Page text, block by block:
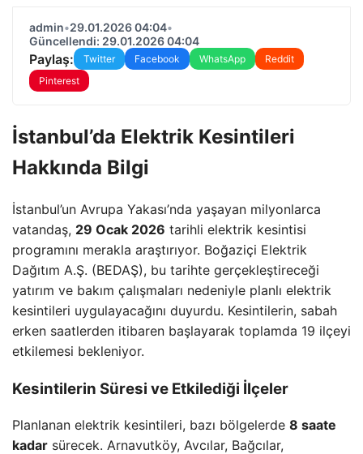
admin•29.01.2026 04:04•
Güncellendi: 29.01.2026 04:04
Paylaş: Twitter Facebook WhatsApp
Reddit
Pinterest
İstanbul’da Elektrik Kesintileri
Hakkında Bilgi
İstanbul’un Avrupa Yakası’nda yaşayan milyonlarca
vatandaş, 29 Ocak 2026 tarihli elektrik kesintisi
programını merakla araştırıyor. Boğaziçi Elektrik
Dağıtım A.Ş. (BEDAŞ), bu tarihte gerçekleştireceği
yatırım ve bakım çalışmaları nedeniyle planlı elektrik
kesintileri uygulayacağını duyurdu. Kesintilerin, sabah
erken saatlerden itibaren başlayarak toplamda 19 ilçeyi
etkilemesi bekleniyor.
Kesintilerin Süresi ve Etkilediği İlçeler
Planlanan elektrik kesintileri, bazı bölgelerde 8 saate
kadar sürecek. Arnavutköy, Avcılar, Bağcılar,